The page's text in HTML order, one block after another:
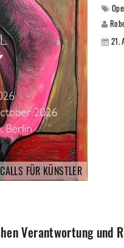
FÜR KÜNSTLER
21.
Verantwortung und